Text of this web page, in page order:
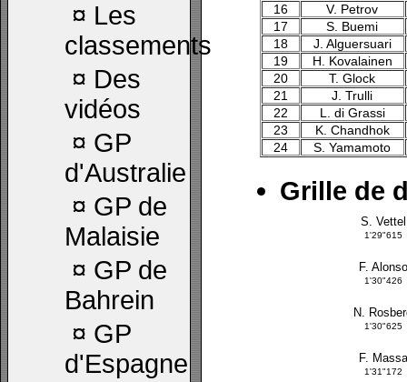
¤ Les
classements
¤ Des
vidéos
¤ GP
d'Australie
¤ GP de
Malaisie
¤ GP de
Bahrein
¤ GP
d'Espagne
16
V. Petrov
17
S. Buemi
18
J. Alguersuari
19
H. Kovalainen
20
T. Glock
21
J. Trulli
22
L. di Grassi
23
K. Chandhok
24
S. Yamamoto
Grille de
S. Vettel
1'29"615
F. Alonso
1'30"426
N.
1'30"625
F. Massa
1'31"172